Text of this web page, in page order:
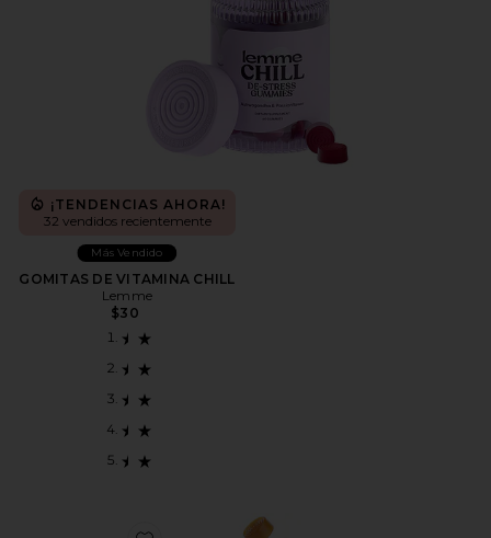
¡TENDENCIAS AHORA!
32 vendidos recientemente
Más Vendido
GOMITAS DE VITAMINA CHILL
Lemme
$30